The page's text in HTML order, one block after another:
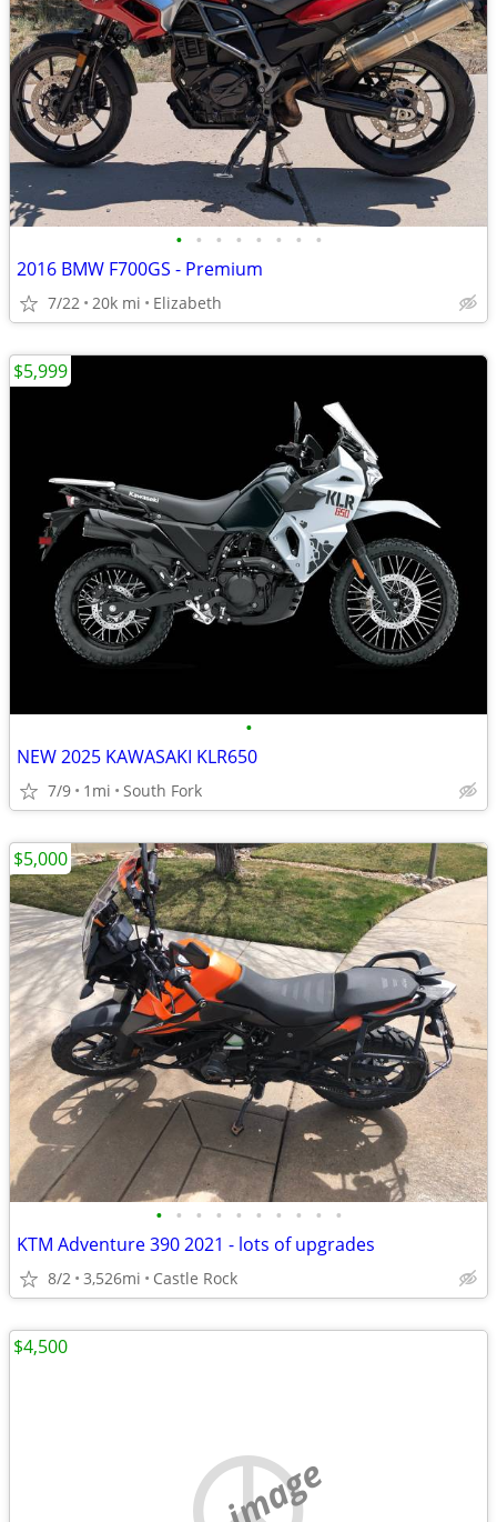
• • • • • • • •
2016 BMW F700GS - Premium
7/22 20k mi Elizabeth
•
NEW 2025 KAWASAKI KLR650
7/9 1mi South Fork
$5,999
• • • • • • • • • •
KTM Adventure 390 2021 - lots of upgrades
8/2 3,526mi Castle Rock
$5,000
$4,500